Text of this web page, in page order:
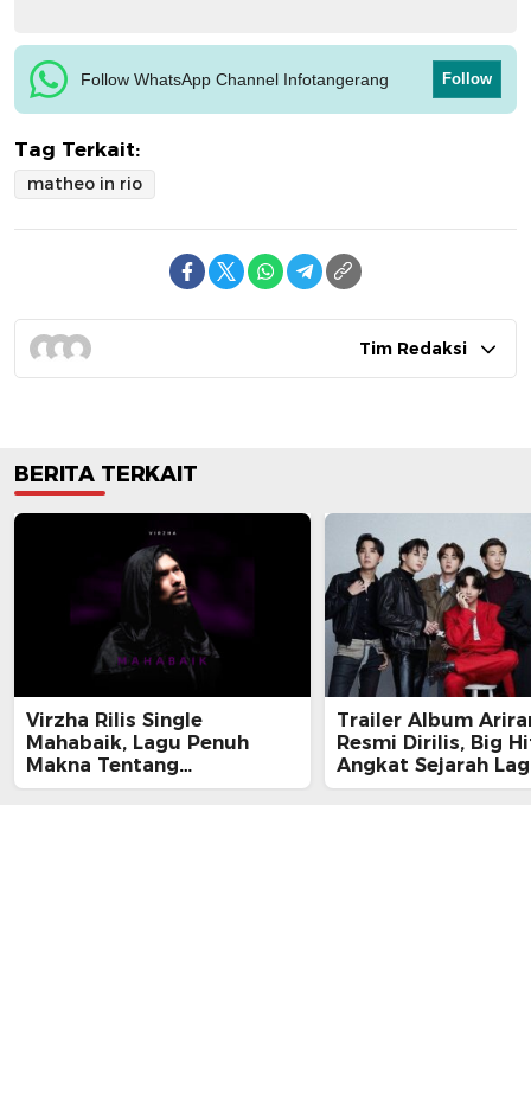
Follow WhatsApp Channel Infotangerang Follow
Tag Terkait:
matheo in rio
Tim Redaksi
BERITA TERKAIT
Virzha Rilis Single
Mahabaik, Lagu Penuh
Makna Tentang
Pengampunan dan Jalan
Trailer Album
Resmi Dirilis, Big
Angkat Sejarah
ke Panggung